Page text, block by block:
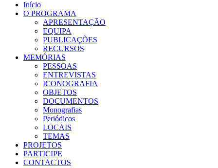
Início
O PROGRAMA
APRESENTAÇÃO
EQUIPA
PUBLICAÇÕES
RECURSOS
MEMÓRIAS
PESSOAS
ENTREVISTAS
ICONOGRAFIA
OBJETOS
DOCUMENTOS
Monografias
Periódicos
LOCAIS
TEMAS
PROJETOS
PARTICIPE
CONTACTOS